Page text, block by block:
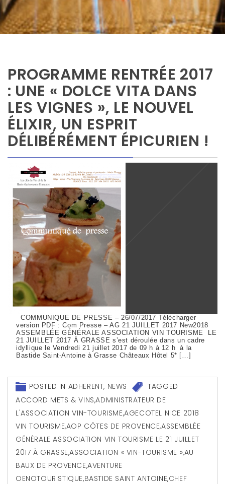
PROGRAMME RENTRÉE 2017
: UNE « DOLCE VITA DANS
LES VIGNES », LE NOUVEL
ÉLIXIR, UN ESPRIT
DÉLIBÉRÉMENT ÉPICURIEN !
COMMUNIQUÉ DE PRESSE – 26/07/2017 Télécharger
version PDF : Com Presse – AG 21 JUILLET 2017 New2018
ASSEMBLÉE GÉNÉRALE ASSOCIATION VIN TOURISME LE
21 JUILLET 2017 À GRASSE s’est déroulée dans un cadre
idyllique le Vendredi 21 juillet 2017 de 09 h à 12 h à la
Bastide Saint-Antoine à Grasse Châteaux Hôtel 5* […]
POSTED IN ADHERENT, NEWS
TAGGED
ACCORD METS & VINS,ADMINISTRATEUR DE
L'ASSOCIATION VIN-TOURISME,AGECOTEL NICE 2018
VIN TOURISME,AOP CÔTES DE PROVENCE,ASSEMBLÉE
GÉNÉRALE ASSOCIATION VIN TOURISME LE 21 JUILLET
2017 À GRASSE,ASSOCIATION « VIN-TOURISME »,AU
BAUX DE PROVENCE,AVENTURE
OENOTOURISTIQUE,BASTIDE SAINT ANTOINE,CHEF